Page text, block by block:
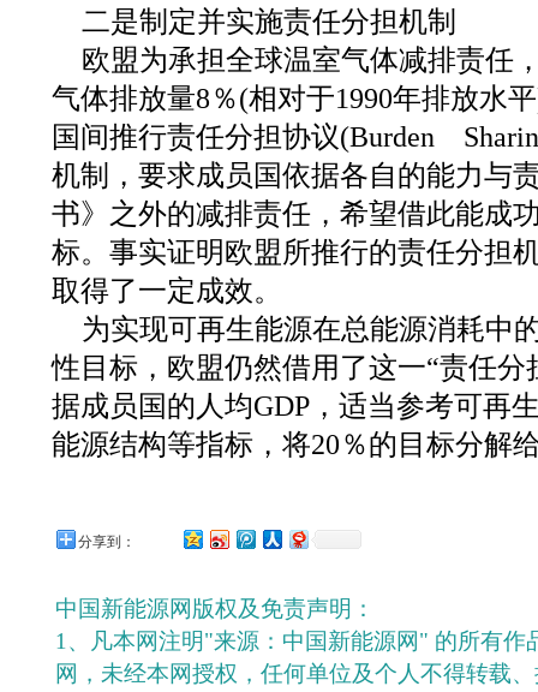
二是制定并实施责任分担机制
欧盟为承担全球温室气体减排责任
气体排放量8％(相对于1990年排放水
国间推行责任分担协议(Burden
机制，要求成员国依据各自的能力与
书》之外的减排责任，希望借此能成
标。事实证明欧盟所推行的责任分担
取得了一定成效。
为实现可再生能源在总能源消耗中
性目标，欧盟仍然借用了这一“责任
据成员国的人均GDP，适当参考可再
能源结构等指标，将20％的目标分解
分享到：
中国新能源网版权及免责声明：
1、凡本网注明"来源：中国新能源网" 的所有作
网，未经本网授权，任何单位及个人不得转载